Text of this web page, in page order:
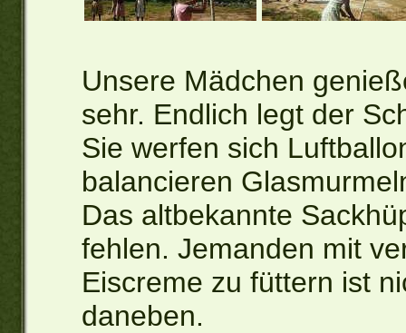
Unsere Mädchen
sehr. Endlich legt der
Sie werfen sich
balancieren
Das altbekannte
fehlen. Jemanden mit
Eiscreme zu füttern ist
daneben.